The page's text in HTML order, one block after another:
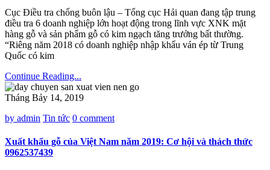
Cục Điều tra chống buôn lậu – Tổng cục Hải quan đang tập trung
điều tra 6 doanh nghiệp lớn hoạt động trong lĩnh vực XNK mặt
hàng gỗ và sản phẩm gỗ có kim ngạch tăng trưởng bất thường.
“Riêng năm 2018 có doanh nghiệp nhập khẩu ván ép từ Trung
Quốc có kim
Continue Reading...
Tháng Bảy 14, 2019
by admin Tin tức 0 comment
Xuất khẩu gỗ của Việt Nam năm 2019: Cơ hội và thách thức
0962537439